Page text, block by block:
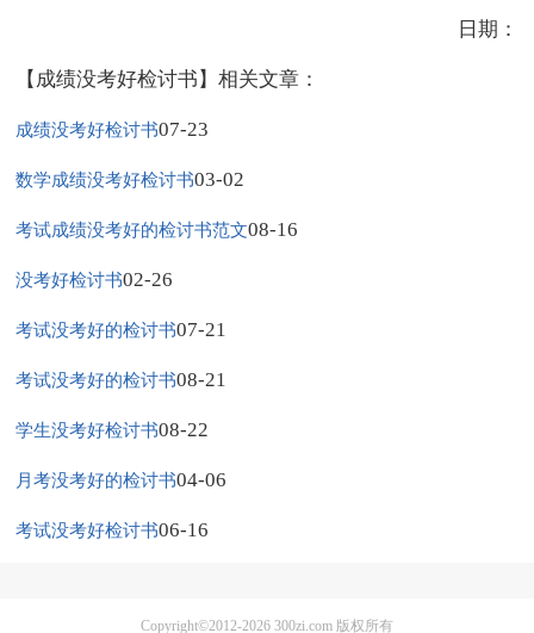
日期：
【成绩没考好检讨书】相关文章：
成绩没考好检讨书07-23
数学成绩没考好检讨书03-02
考试成绩没考好的检讨书范文08-16
没考好检讨书02-26
考试没考好的检讨书07-21
考试没考好的检讨书08-21
学生没考好检讨书08-22
月考没考好的检讨书04-06
考试没考好检讨书06-16
Copyright©2012-2026 300zi.com 版权所有